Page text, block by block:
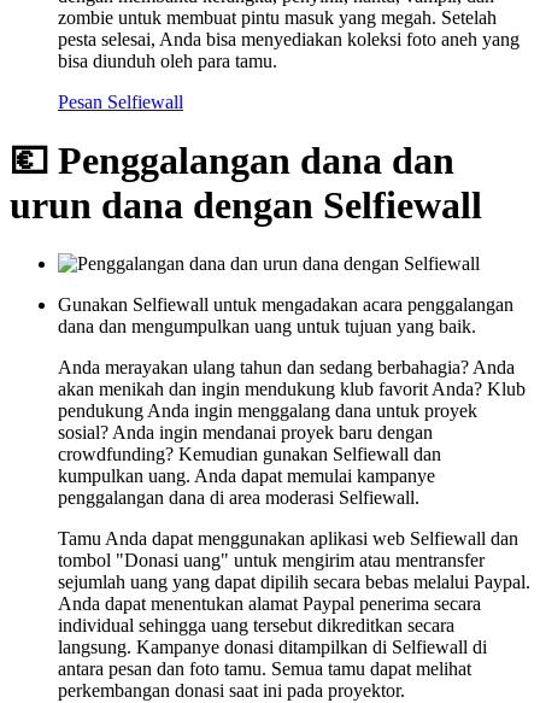
zombie untuk membuat pintu masuk yang megah. Setelah
pesta selesai, Anda bisa menyediakan koleksi foto aneh yang
bisa diunduh oleh para tamu.
Pesan Selfiewall
💶 Penggalangan dana dan
urun dana dengan Selfiewall
Gunakan Selfiewall untuk mengadakan acara penggalangan
dana dan mengumpulkan uang untuk tujuan yang baik.
Anda merayakan ulang tahun dan sedang berbahagia? Anda
akan menikah dan ingin mendukung klub favorit Anda? Klub
pendukung Anda ingin menggalang dana untuk proyek
sosial? Anda ingin mendanai proyek baru dengan
crowdfunding? Kemudian gunakan Selfiewall dan
kumpulkan uang. Anda dapat memulai kampanye
penggalangan dana di area moderasi Selfiewall.
Tamu Anda dapat menggunakan aplikasi web Selfiewall dan
tombol "Donasi uang" untuk mengirim atau mentransfer
sejumlah uang yang dapat dipilih secara bebas melalui Paypal.
Anda dapat menentukan alamat Paypal penerima secara
individual sehingga uang tersebut dikreditkan secara
langsung. Kampanye donasi ditampilkan di Selfiewall di
antara pesan dan foto tamu. Semua tamu dapat melihat
perkembangan donasi saat ini pada proyektor.